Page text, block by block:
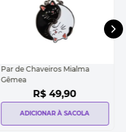
Par de Chaveiros Mialma
Gêmea
R$ 49,90
ADICIONAR À SACOLA